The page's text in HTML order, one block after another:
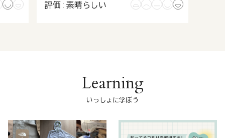
評価 : 素晴らしい
Learning
いっしょに学ぼう